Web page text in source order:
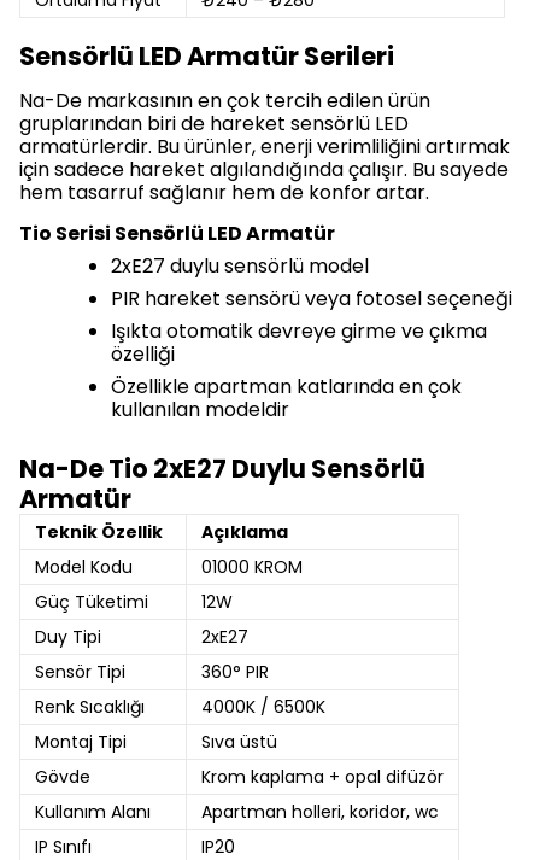
Sensörlü LED Armatür Serileri
Na-De markasının en çok tercih edilen ürün
gruplarından biri de hareket sensörlü LED
armatürlerdir. Bu ürünler, enerji verimliliğini artırmak
için sadece hareket algılandığında çalışır. Bu sayede
hem tasarruf sağlanır hem de konfor artar.
Tio Serisi Sensörlü LED Armatür
2xE27 duylu sensörlü model
PIR hareket sensörü veya fotosel seçeneği
Işıkta otomatik devreye girme ve çıkma
özelliği
Özellikle apartman katlarında en çok
kullanılan modeldir
Na-De Tio 2xE27 Duylu Sensörlü
Armatür
Teknik Özellik
Açıklama
Model Kodu
01000 KROM
Güç Tüketimi
12W
Duy Tipi
2xE27
Sensör Tipi
360° PIR
Renk Sıcaklığı
4000K / 6500K
Montaj Tipi
Sıva üstü
Gövde
Krom kaplama + opal difüzör
Kullanım Alanı
Apartman holleri, koridor, wc
IP Sınıfı
IP20